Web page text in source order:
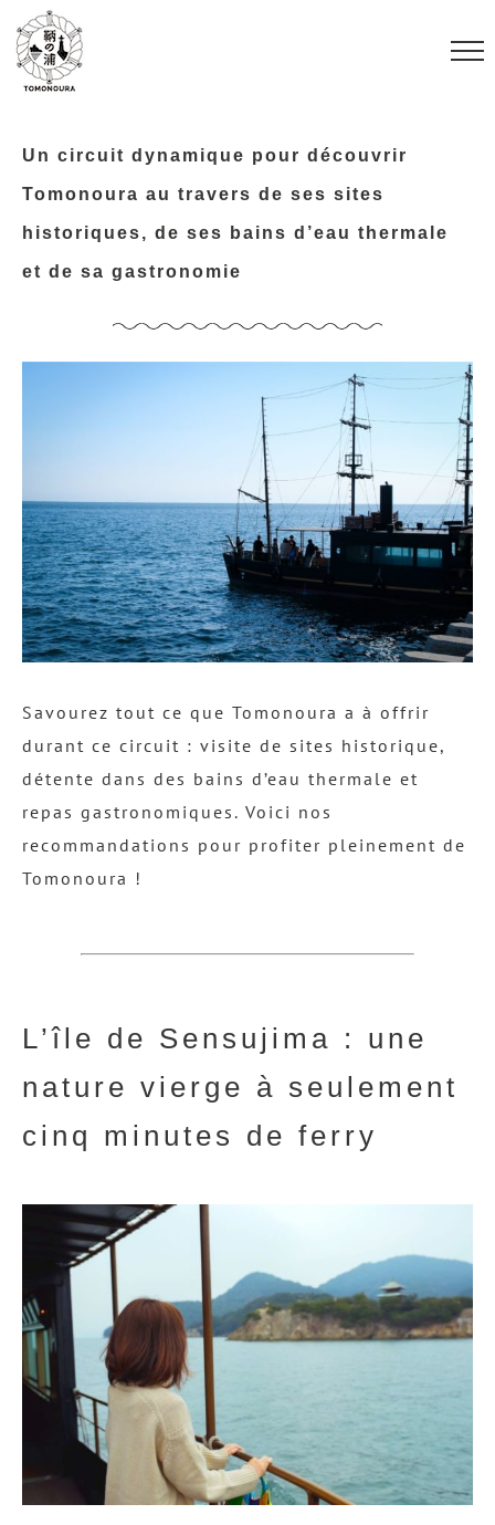
Un circuit dynamique pour découvrir
Tomonoura au travers de ses sites
historiques, de ses bains d’eau thermale
et de sa gastronomie
Savourez tout ce que Tomonoura a à offrir
durant ce circuit : visite de sites historique,
détente dans des bains d’eau thermale et
repas gastronomiques. Voici nos
recommandations pour profiter pleinement de
Tomonoura !
L’île de Sensujima : une
nature vierge à seulement
cinq minutes de ferry